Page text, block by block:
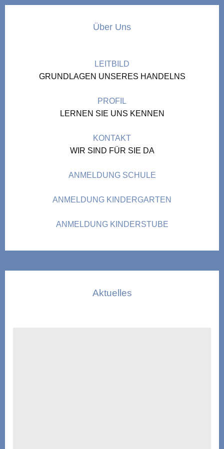
Über Uns
LEITBILD
GRUNDLAGEN UNSERES HANDELNS
PROFIL
LERNEN SIE UNS KENNEN
KONTAKT
WIR SIND FÜR SIE DA
ANMELDUNG SCHULE
ANMELDUNG KINDERGARTEN
ANMELDUNG KINDERSTUBE
Aktuelles